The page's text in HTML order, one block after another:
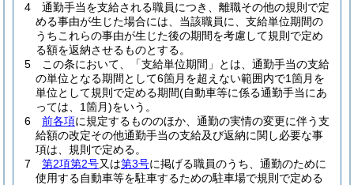
4
通勤手当を支給される職員につき、離職その他の規則で定
める事由が生じた場合には、当該職員に、支給単位期間の
うちこれらの事由が生じた後の期間を考慮して規則で定め
る額を返納させるものとする。
5
この条において、「支給単位期間」とは、通勤手当の支給
の単位となる期間として6箇月を超えない範囲内で1箇月を
単位として規則で定める期間(自動車等に係る通勤手当にあ
っては、1箇月)をいう。
6
前各項に規定するもののほか、通勤の実情の変更に伴う支
給額の改定その他通勤手当の支給及び返納に関し必要な事
項は、規則で定める。
7
第2項第2号又は第3号に掲げる職員のうち、通勤のために
使用する自動車等を駐車するための駐車場で規則で定める